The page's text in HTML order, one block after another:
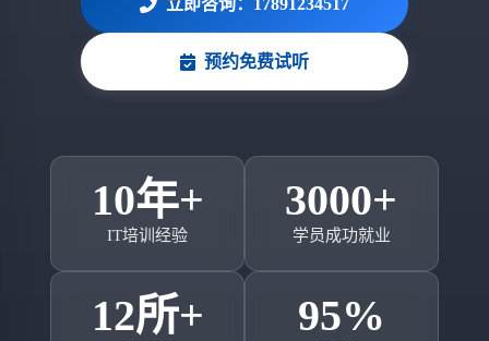
立即咨询：17891234517
预约免费试听
10年+
IT培训经验
3000+
学员成功就业
12所+ 95%